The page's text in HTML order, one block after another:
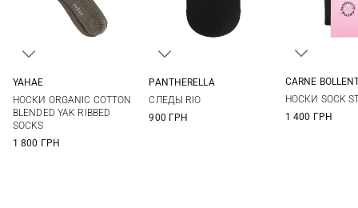
YAHAE
НОСКИ ORGANIC COTTON
BLENDED YAK RIBBED
SOCKS
1 800 ГРН
PANTHERELLA
СЛЕДЫ RIO
900 ГРН
CARNE
НОСКИ SOCK
1 400 ГРН